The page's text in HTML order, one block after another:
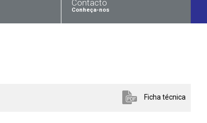
Contacto
Conheça-nos
Ficha técnica